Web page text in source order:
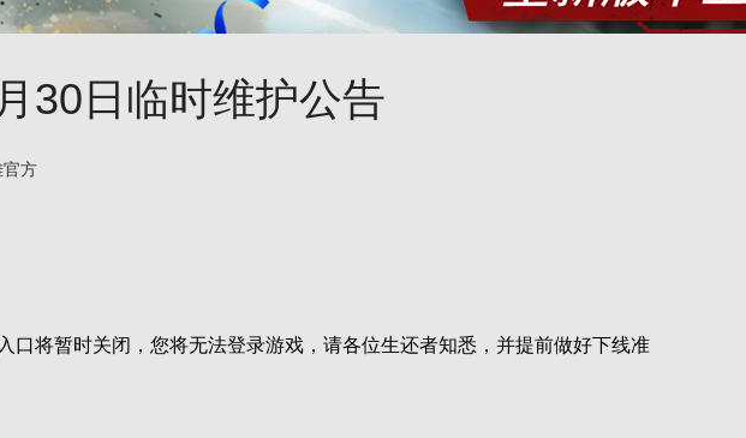
30日临时维护公告
方
口将暂时关闭，您将无法登录游戏，请各位生还者知悉，并提前做好下线准